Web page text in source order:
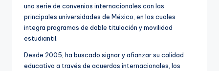
una serie de convenios internacionales con las
principales universidades de México, en los cuales
integra programas de doble titulación y movilidad
estudiantil.
Desde 2005, ha buscado signar y afianzar su calidad
educativa a través de acuerdos internacionales, los